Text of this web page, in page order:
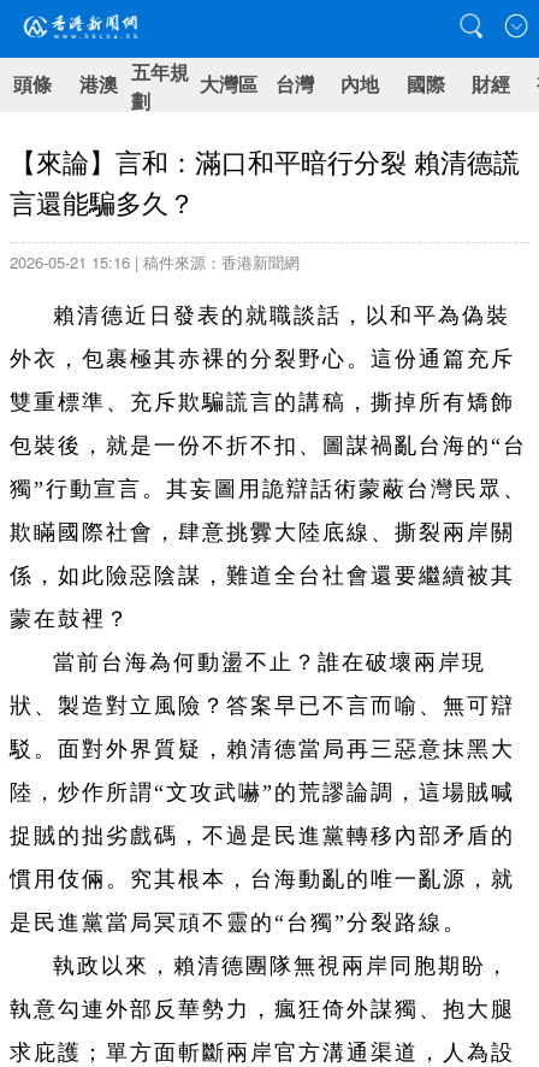
頭條 港澳 五年規
劃
大灣區 台灣 內地 國際 財經
【來論】言和：滿口和平暗行分裂 賴清德謊
言還能騙多久？
2026-05-21 15:16 | 稿件來源：香港新聞網
賴清德近日發表的就職談話，以和平為偽裝
外衣，包裹極其赤裸的分裂野心。這份通篇充斥
雙重標準、充斥欺騙謊言的講稿，撕掉所有矯飾
包裝後，就是一份不折不扣、圖謀禍亂台海的“台
獨”行動宣言。其妄圖用詭辯話術蒙蔽台灣民眾、
欺瞞國際社會，肆意挑釁大陸底線、撕裂兩岸關
係，如此險惡陰謀，難道全台社會還要繼續被其
蒙在鼓裡？
當前台海為何動盪不止？誰在破壞兩岸現
狀、製造對立風險？答案早已不言而喻、無可辯
駁。面對外界質疑，賴清德當局再三惡意抹黑大
陸，炒作所謂“文攻武嚇”的荒謬論調，這場賊喊
捉賊的拙劣戲碼，不過是民進黨轉移內部矛盾的
慣用伎倆。究其根本，台海動亂的唯一亂源，就
是民進黨當局冥頑不靈的“台獨”分裂路線。
執政以來，賴清德團隊無視兩岸同胞期盼，
執意勾連外部反華勢力，瘋狂倚外謀獨、抱大腿
求庇護；單方面斬斷兩岸官方溝通渠道，人為設